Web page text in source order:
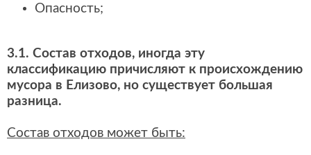
Опасность;
3.1. Состав отходов, иногда эту
классификацию причисляют к происхождению
мусора в Елизово, но существует большая
разница.
Состав отходов может быть: